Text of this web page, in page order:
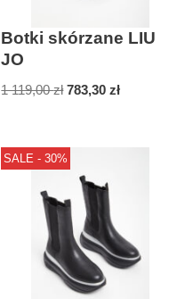
Botki skórzane LIU
JO
1 119,00zł 783,30zł
SALE - 30%